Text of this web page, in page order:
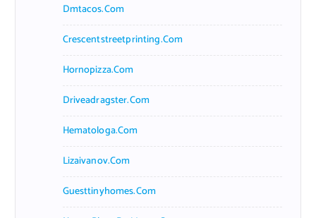
Dmtacos.com
Crescentstreetprinting.com
Hornopizza.com
Driveadragster.com
Hematologa.com
Lizaivanov.com
Guesttinyhomes.com